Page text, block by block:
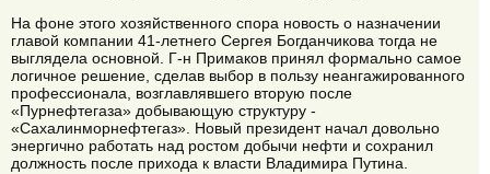
На фоне этого хозяйственного спора новость о назначении
главой компании 41-летнего Сергея Богданчикова тогда не
выглядела основной. Г-н Примаков принял формально самое
логичное решение, сделав выбор в пользу неангажированного
профессионала, возглавлявшего вторую после
«Пурнефтегаза» добывающую структуру -
«Сахалинморнефтегаз». Новый президент начал довольно
энергично работать над ростом добычи нефти и сохранил
должность после прихода к власти Владимира Путина.